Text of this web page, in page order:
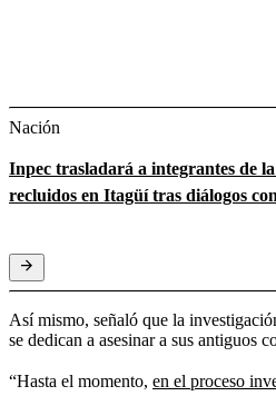
Nación
Inpec trasladará a integrantes de
recluidos en Itagüí tras diálogos
Así mismo, señaló que la
se dedican a asesinar a sus antiguos
“Hasta el momento, en el proceso